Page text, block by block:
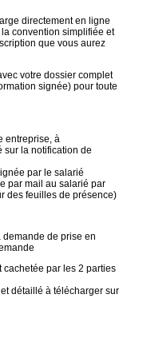
directement en ligne
convention simplifiée et
que vous aurez
votre dossier complet
signée) pour toute
entreprise, à
sur la notification de
par le salarié
par mail au salarié par
des feuilles de présence)
de prise en
cachetée par les 2 parties
détaillé à télécharger sur